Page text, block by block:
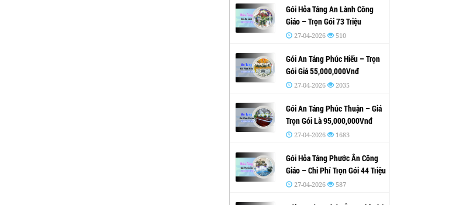
Gói Hỏa Táng An Lành Công
Giáo – Trọn Gói 73 Triệu
27-04-2026 510
Gói An Táng Phúc Hiếu – Trọn
Gói Giá 55,000,000Vnđ
27-04-2026 2035
Gói An Táng Phúc Thuận – Giá
Trọn Gói Là 95,000,000Vnđ
27-04-2026 1683
Gói Hỏa Táng Phước Ân Công
Giáo – Chi Phí Trọn Gói 44 Triệu
27-04-2026 587